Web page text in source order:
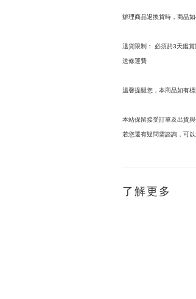
辦理商品退換貨時，商品
退貨限制： 必須於3天鑑
送修運費
溫馨提醒您，本商品如有
本站保留接受訂單及出貨與
若您還有疑問需諮詢，可
了解更多